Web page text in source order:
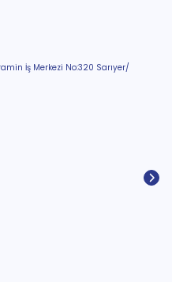
İş Merkezi No:320 Sarıyer/